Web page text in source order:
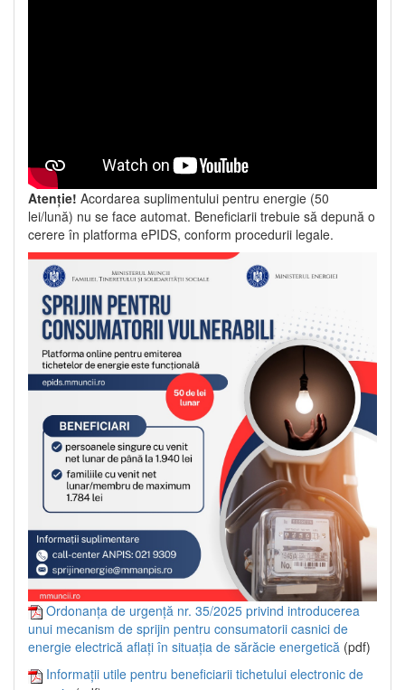
Atenție! Acordarea suplimentului pentru energie (50
lei/lună) nu se face automat. Beneficiarii trebuie să depună o
cerere în platforma ePIDS, conform procedurii legale.
Ordonanța de urgență nr. 35/2025 privind introducerea
unui mecanism de sprijin pentru consumatorii casnici de
energie electrică aflați în situația de sărăcie energetică (pdf)
Informații utile pentru beneficiarii tichetului electronic de